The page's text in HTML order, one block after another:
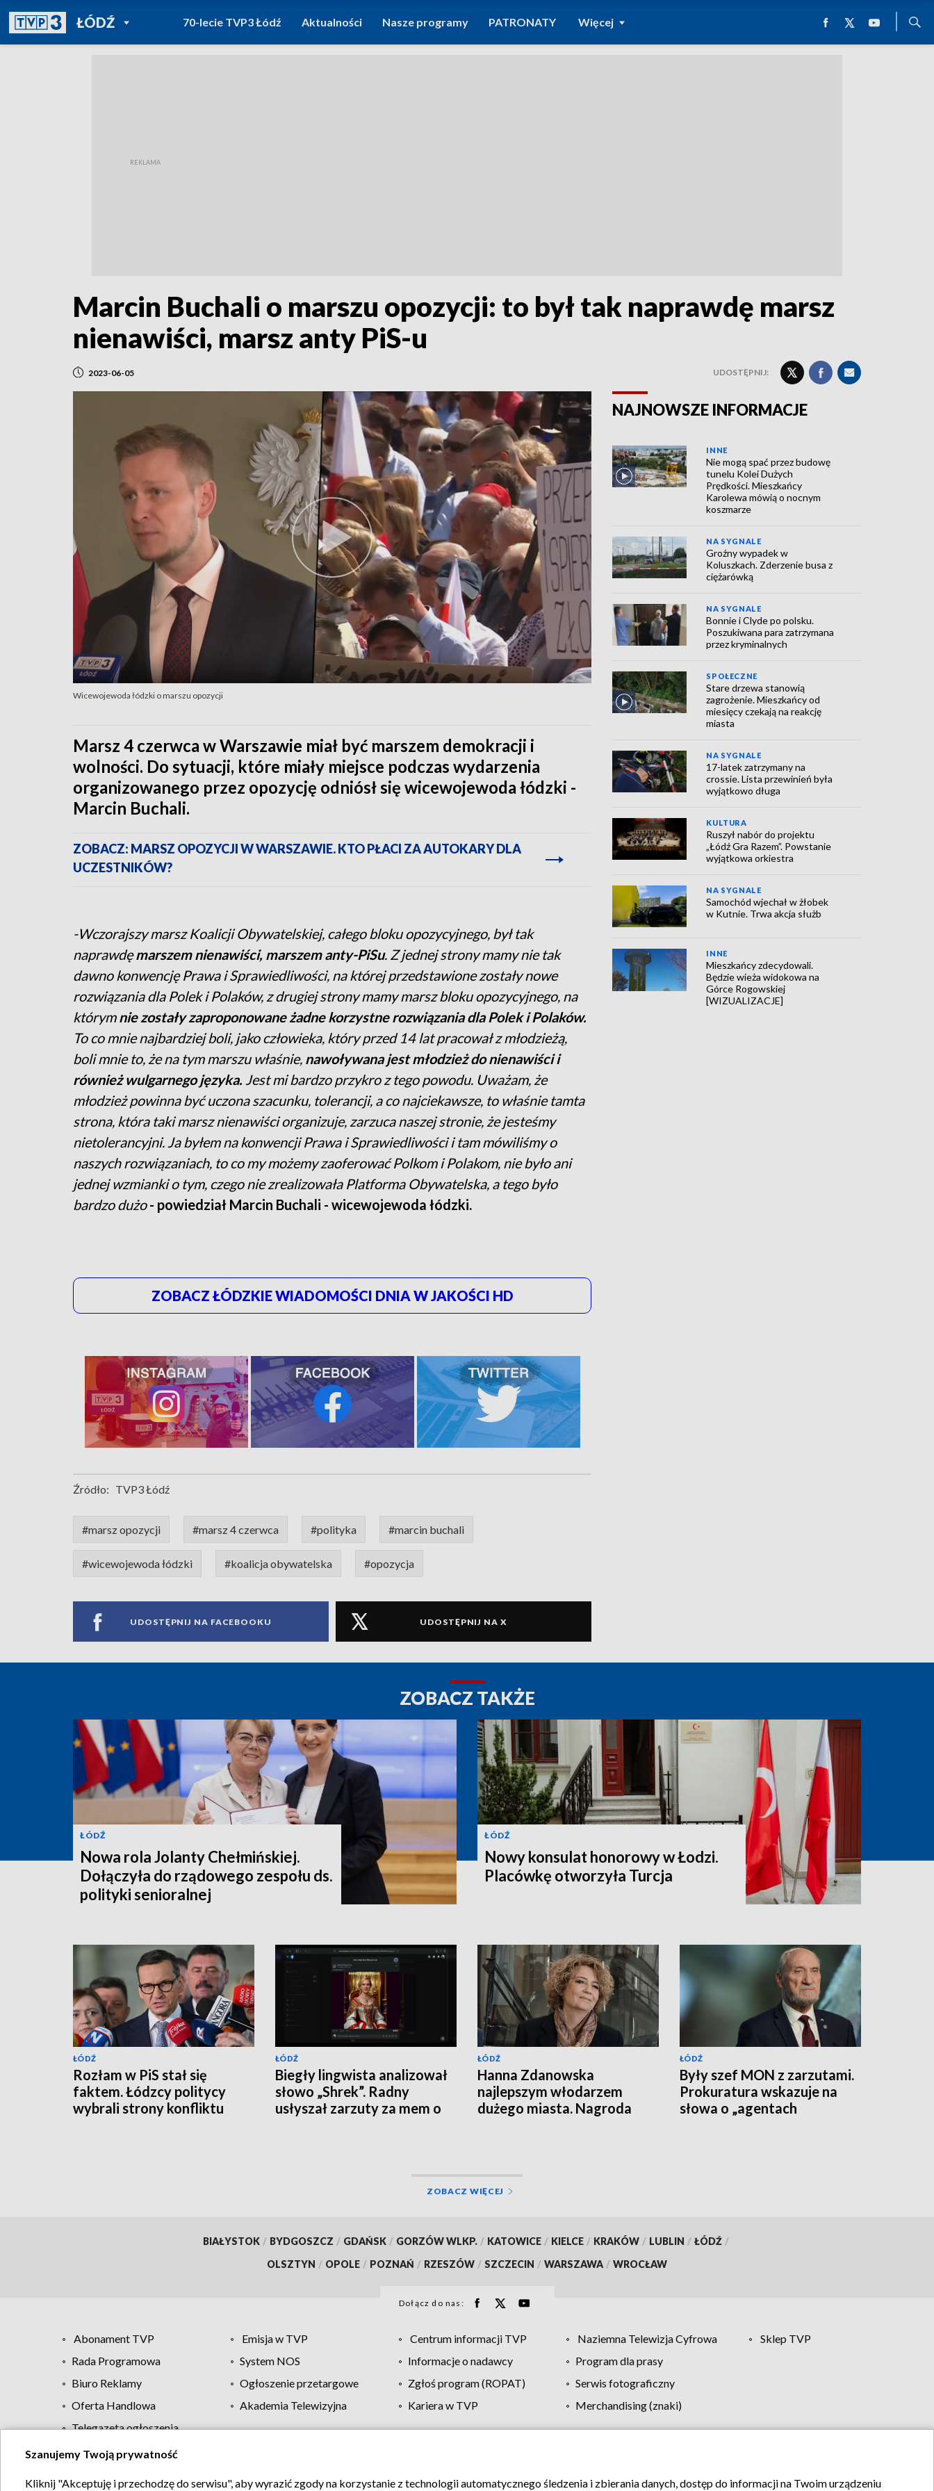
ŁÓDŹPOWRÓT DO
TVP REGIONY
70-lecie TVP3 Łódź Aktualności Nasze programy PATRONATY Więcej
Marcin Buchali o marszu opozycji: to był tak naprawdę marsz
nienawiści, marsz anty PiS-u
2023-06-05 UDOSTĘPNIJ:
Wicewojewoda łódzki o marszu opozycji
Marsz 4 czerwca w Warszawie miał być marszem demokracji i
wolności. Do sytuacji, które miały miejsce podczas wydarzenia
organizowanego przez opozycję odniósł się wicewojewoda łódzki -
Marcin Buchali.
ZOBACZ: MARSZ OPOZYCJI W WARSZAWIE. KTO PŁACI ZA AUTOKARY DLA
UCZESTNIKÓW?
-Wczorajszy marsz Koalicji Obywatelskiej, całego bloku opozycyjnego, był tak
naprawdęmarszem nienawiści, marszem anty-PiSu. Z jednej strony mamy nie tak
dawno konwencję Prawa i Sprawiedliwości, na której przedstawione zostały nowe
rozwiązania dla Polek i Polaków, z drugiej strony mamy marsz bloku opozycyjnego, na
którymnie zostały zaproponowane żadne korzystne rozwiązania dla Polek i Polaków.
To co mnie najbardziej boli, jako człowieka, który przed 14 lat pracował z młodzieżą,
boli mnie to, że na tym marszu właśnie, nawoływana jest młodzież do nienawiści i
również wulgarnego języka. Jest mi bardzo przykro z tego powodu. Uważam, że
młodzież powinna być uczona szacunku, tolerancji, a co najciekawsze, to właśnie tamta
strona, która taki marsz nienawiści organizuje, zarzuca naszej stronie, że jesteśmy
nietolerancyjni. Ja byłem na konwencji Prawa i Sprawiedliwości i tam mówiliśmy o
naszych rozwiązaniach, to co my możemy zaoferować Polkom i Polakom, nie było ani
jednej wzmianki o tym, czego nie zrealizowała Platforma Obywatelska, a tego było
bardzo dużo- powiedział Marcin Buchali - wicewojewoda łódzki.
ZOBACZ ŁÓDZKIE WIADOMOŚCI DNIA W JAKOŚCI HD
Źródło: TVP3 Łódź
#marsz opozycji #marsz 4 czerwca #polityka #marcin buchali
#wicewojewoda łódzki #koalicja obywatelska #opozycja
UDOSTĘPNIJ NA FACEBOOKU UDOSTĘPNIJ NA X
NAJNOWSZE INFORMACJE
INNE
Nie mogą spać przez budowę
tunelu Kolei Dużych
Prędkości. Mieszkańcy
Karolewa mówią o nocnym
koszmarze
NA SYGNALE
Groźny wypadek w
Koluszkach. Zderzenie busa z
ciężarówką
NA SYGNALE
Bonnie i Clyde po polsku.
Poszukiwana para zatrzymana
przez kryminalnych
SPOŁECZNE
Stare drzewa stanowią
zagrożenie. Mieszkańcy od
miesięcy czekają na reakcję
miasta
NA SYGNALE
17-latek zatrzymany na
crossie. Lista przewinień była
wyjątkowo długa
KULTURA
Ruszył nabór do projektu
„Łódź Gra Razem”. Powstanie
wyjątkowa orkiestra
NA SYGNALE
Samochód wjechał w żłobek
w Kutnie. Trwa akcja służb
INNE
Mieszkańcy zdecydowali.
Będzie wieża widokowa na
Górce Rogowskiej
[WIZUALIZACJE]
ZOBACZ TAKŻE
ŁÓDŹ
Nowa rola Jolanty Chełmińskiej.
Dołączyła do rządowego zespołu ds.
polityki senioralnej
ŁÓDŹ
Nowy konsulat honorowy w Łodzi.
Placówkę otworzyła Turcja
ŁÓDŹ
Rozłam w PiS stał się
faktem. Łódzcy politycy
wybrali strony konfliktu
ŁÓDŹ
Biegły lingwista analizował
słowo „Shrek”. Radny
usłyszał zarzuty za mem o
ŁÓDŹ
Hanna Zdanowska
najlepszym włodarzem
dużego miasta. Nagroda
ŁÓDŹ
Były szef MON z zarzutami.
Prokuratura wskazuje na
słowa o „agentach
ZOBACZ WIĘCEJ
BIAŁYSTOK / BYDGOSZCZ / GDAŃSK / GORZÓW WLKP. / KATOWICE / KIELCE / KRAKÓW / LUBLIN / ŁÓDŹ /
OLSZTYN / OPOLE / POZNAŃ / RZESZÓW / SZCZECIN / WARSZAWA / WROCŁAW
Dołącz do nas:
Abonament TVP Emisja w TVP Centrum informacji TVP Naziemna Telewizja Cyfrowa
Sklep TVP
Rada Programowa
System NOS Informacje o nadawcy
Program dla prasy
Biuro Reklamy
Ogłoszenie przetargowe Zgłoś program (ROPAT)
Serwis fotograficzny
Oferta Handlowa
Akademia Telewizyjna Kariera w TVP
Merchandising (znaki)
Telegazeta ogłoszenia
Regulamin TVP Polityka prywatności Moje zgody Pomoc Biuro reklamy Kontakt
Szanujemy Twoją prywatność
Kliknij "Akceptuję i przechodzę do serwisu", aby wyrazić zgody na korzystanie z technologii automatycznego śledzenia i zbierania danych, dostęp do informacji na Twoim urządzeniu